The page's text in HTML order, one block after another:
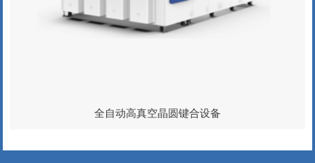
全自动高真空晶圆键合设备